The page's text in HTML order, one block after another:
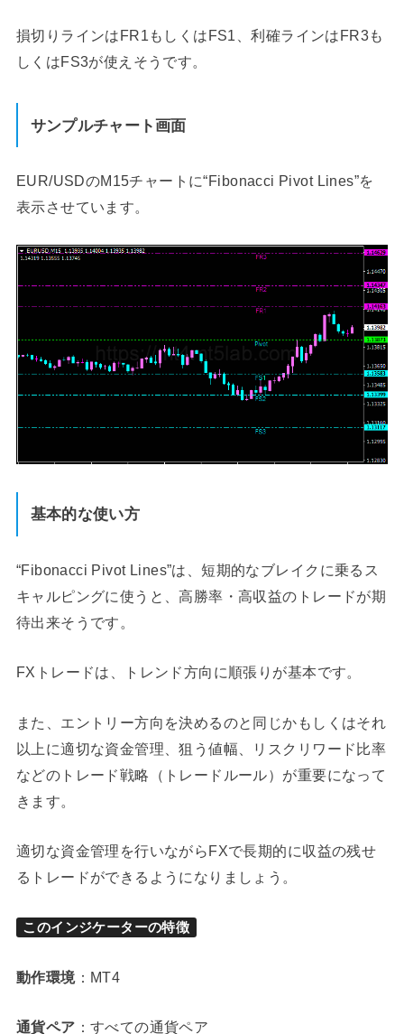
損切りラインはFR1もしくはFS1、利確ラインはFR3も
しくはFS3が使えそうです。
サンプルチャート画面
EUR/USDのM15チャートに“Fibonacci Pivot Lines”を
表示させています。
基本的な使い方
“Fibonacci Pivot Lines”は、短期的なブレイクに乗るス
キャルピングに使うと、高勝率・高収益のトレードが期
待出来そうです。
FXトレードは、トレンド方向に順張りが基本です。
また、エントリー方向を決めるのと同じかもしくはそれ
以上に適切な資金管理、狙う値幅、リスクリワード比率
などのトレード戦略（トレードルール）が重要になって
きます。
適切な資金管理を行いながらFXで長期的に収益の残せ
るトレードができるようになりましょう。
このインジケーターの特徴
動作環境：MT4
通貨ペア ：すべての通貨ペア